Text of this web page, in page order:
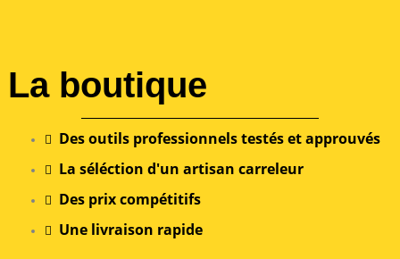
La boutique
Des outils professionnels testés et approuvés
La séléction d'un artisan carreleur
Des prix compétitifs
Une livraison rapide